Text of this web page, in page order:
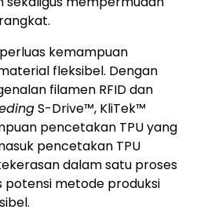
kemampuan
fleksibel. Dengan
filamen RFID dan
S-Drive™, KliTek™
pencetakan TPU yang
pencetakan TPU
dalam satu proses
potensi metode produksi